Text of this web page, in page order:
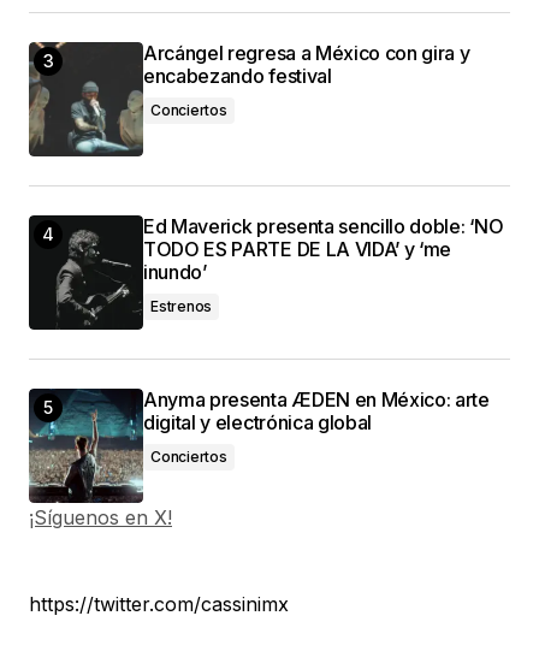
Arcángel regresa a México con gira y
encabezando festival
Conciertos
Ed Maverick presenta sencillo doble: ‘NO
TODO ES PARTE DE LA VIDA’ y ‘me
inundo’
Estrenos
Anyma presenta ÆDEN en México: arte
digital y electrónica global
Conciertos
¡Síguenos en X!
https://twitter.com/cassinimx